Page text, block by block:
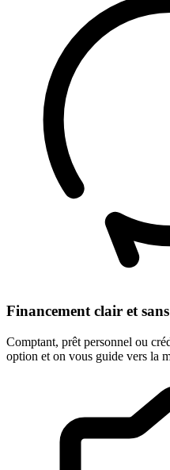
Financement clair et
Comptant, prêt personnel ou
option et on vous guide vers la